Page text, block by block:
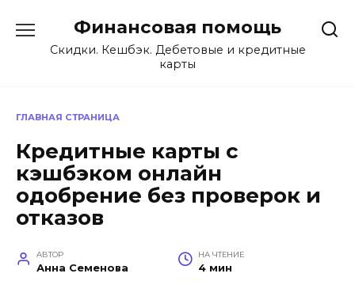
содержанию
Финансовая помощь
Скидки. Кешбэк. Дебетовые и кредитные
карты
ГЛАВНАЯ СТРАНИЦА
Кредитные карты с
кэшбэком онлайн
одобрение без проверок и
отказов
АВТОР
Анна Семенова
НА ЧТЕНИЕ
4 мин